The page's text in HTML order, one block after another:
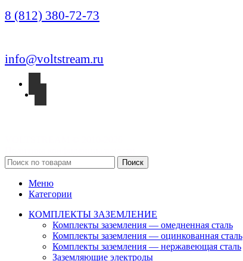
8 (812) 380-72-73
info@voltstream.ru
Поиск
Меню
Категории
КОМПЛЕКТЫ ЗАЗЕМЛЕНИЕ
Комплекты заземления — омедненная сталь
Комплекты заземления — оцинкованная сталь
Комплекты заземления — нержавеющая сталь
Заземляющие электроды